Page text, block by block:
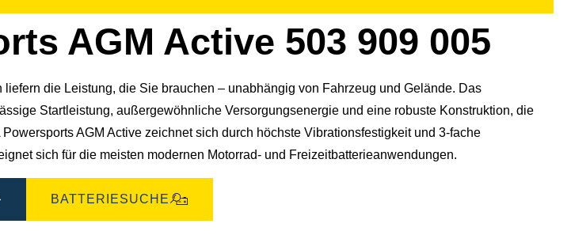
AGM Active 503 909 005
liefern die Leistung, die Sie brauchen – unabhängig von Fahrzeug und Gelände. Das
Startleistung, außergewöhnliche Versorgungsenergie und eine robuste Konstruktion, die
AGM Active zeichnet sich durch höchste Vibrationsfestigkeit und 3-fache
sich für die meisten modernen Motorrad- und Freizeitbatterieanwendungen.
BATTERIESUCHE